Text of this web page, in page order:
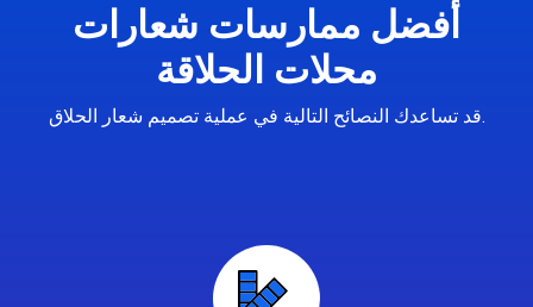
أفضل ممارسات شعارات
محلات الحلاقة
قد تساعدك النصائح التالية في عملية تصميم شعار الحلاق.